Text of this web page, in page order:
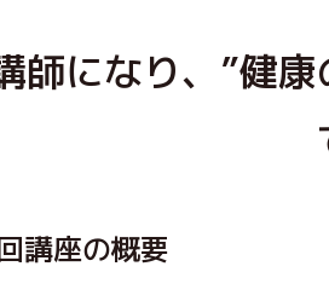
師になり、”健
講座の概要